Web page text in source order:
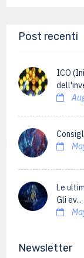
Post recenti
ICO
Le
Gli ev...
Newsletter